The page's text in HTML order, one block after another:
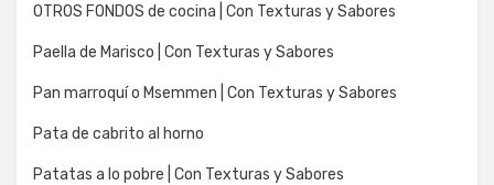
OTROS FONDOS de cocina | Con Texturas y Sabores
Paella de Marisco | Con Texturas y Sabores
Pan marroquí o Msemmen | Con Texturas y Sabores
Pata de cabrito al horno
Patatas a lo pobre | Con Texturas y Sabores